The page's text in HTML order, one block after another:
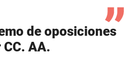
de oposiciones
AA.